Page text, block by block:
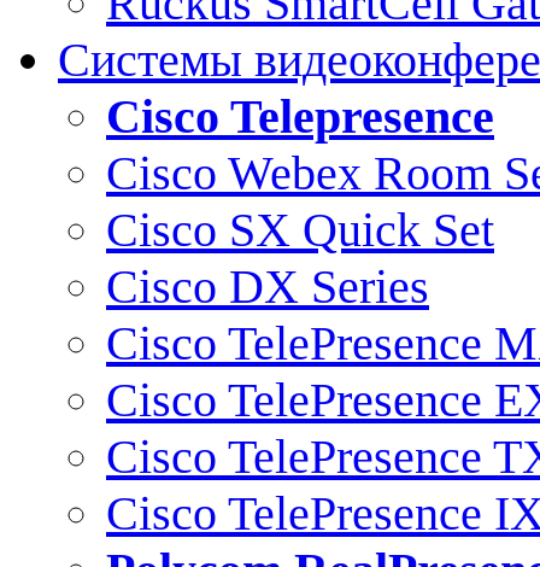
Системы
Cisco Telepresence
Cisco Webex Room
Cisco SX Quick Set
Cisco DX Series
Cisco TelePresence
Cisco TelePresence
Cisco TelePresence
Cisco TelePresence